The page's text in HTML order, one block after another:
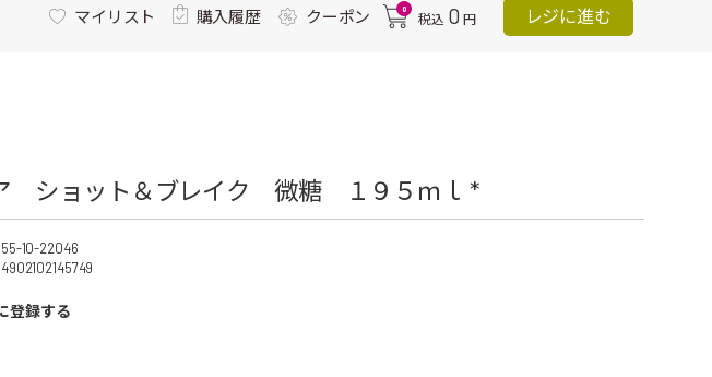
マイリスト 購入履歴 クーポン 0
税込 0 円 レジに進む
ショット＆ブレイク 微糖 １９５ｍｌ *
55-10-22046
4902102145749
登録する